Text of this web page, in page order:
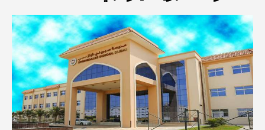
أفضل مطاعم شرائح اللحم في دبي: دليل لعشاق اللحوم
أغلى دولة في العالم: تصنيف عالمي لتكاليف المعيشة
دليل صالات الرياضة في داماك هيلز: أفضل خيارات اللياقة
البدنية في المنطقة المحيطة